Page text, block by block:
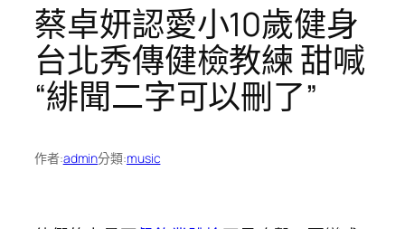
蔡卓妍認愛小10歲健身
台北秀傳健檢教練 甜喊
“緋聞二字可以刪了”
作者:admin分類:music